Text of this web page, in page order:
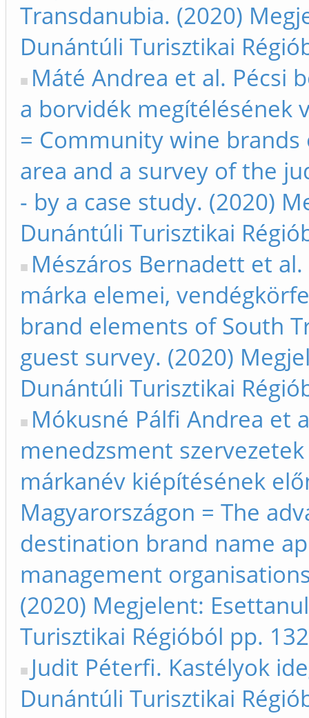
Transdanubia. (2020)
Dunántúli Turisztikai
Máté Andrea et al. Pécsi
a borvidék megítélésének
= Community wine
area and a survey of the
- by a case study. (2020)
Dunántúli Turisztikai
Mészáros Bernadett et
márka elemei,
brand elements of South
guest survey. (2020)
Dunántúli Turisztikai
Mókusné Pálfi Andrea et
menedzsment
márkanév kiépítésének
Magyarországon = The
destination brand name
management
(2020) Megjelent:
Turisztikai Régióból pp.
Judit Péterfi. Kastélyok
Dunántúli Turisztikai